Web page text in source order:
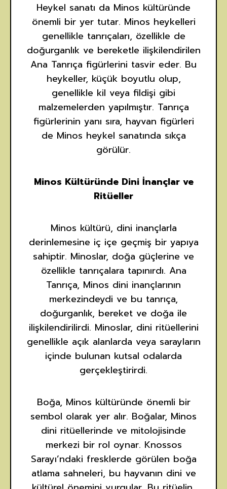
Heykel sanatı da Minos kültüründe
önemli bir yer tutar. Minos heykelleri
genellikle tanrıçaları, özellikle de
doğurganlık ve bereketle ilişkilendirilen
Ana Tanrıça figürlerini tasvir eder. Bu
heykeller, küçük boyutlu olup,
genellikle kil veya fildişi gibi
malzemelerden yapılmıştır. Tanrıça
figürlerinin yanı sıra, hayvan figürleri
de Minos heykel sanatında sıkça
görülür.
Minos Kültüründe Dini İnançlar ve
Ritüeller
Minos kültürü, dini inançlarla
derinlemesine iç içe geçmiş bir yapıya
sahiptir. Minoslar, doğa güçlerine ve
özellikle tanrıçalara tapınırdı. Ana
Tanrıça, Minos dini inançlarının
merkezindeydi ve bu tanrıça,
doğurganlık, bereket ve doğa ile
ilişkilendirilirdi. Minoslar, dini ritüellerini
genellikle açık alanlarda veya sarayların
içinde bulunan kutsal odalarda
gerçekleştirirdi.
Boğa, Minos kültüründe önemli bir
sembol olarak yer alır. Boğalar, Minos
dini ritüellerinde ve mitolojisinde
merkezi bir rol oynar. Knossos
Sarayı’ndaki fresklerde görülen boğa
atlama sahneleri, bu hayvanın dini ve